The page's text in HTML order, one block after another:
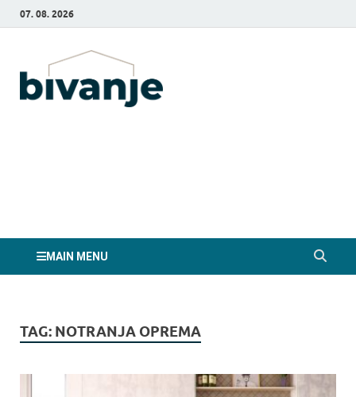
07. 08. 2026
MAIN MENU
TAG: NOTRANJA OPREMA